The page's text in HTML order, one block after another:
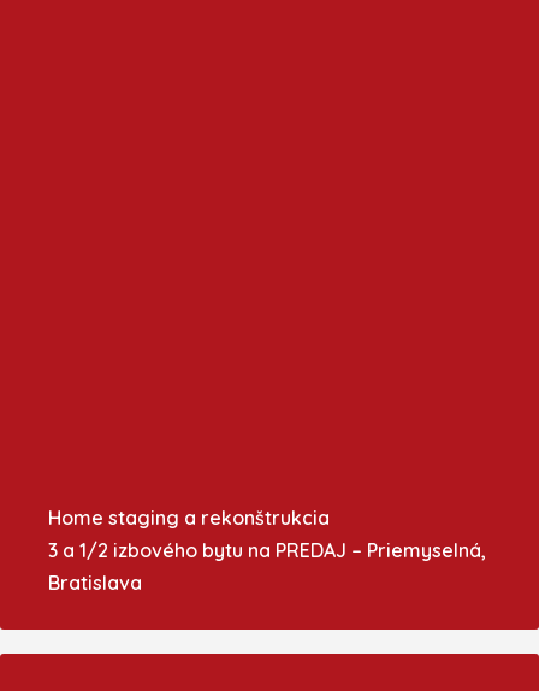
Home staging a rekonštrukcia
3 a 1/2 izbového bytu na PREDAJ – Priemyselná,
Bratislava